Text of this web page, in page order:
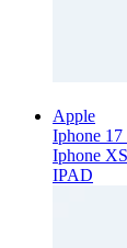
Apple
Iphone 17
Iphone
IPAD